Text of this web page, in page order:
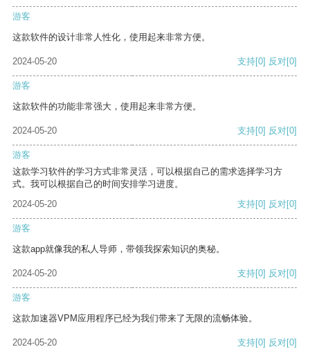
游客
这款软件的设计非常人性化，使用起来非常方便。
2024-05-20 支持[0] 反对[0]
游客
这款软件的功能非常强大，使用起来非常方便。
2024-05-20 支持[0] 反对[0]
游客
这款学习软件的学习方式非常灵活，可以根据自己的需求选择学习方
式。我可以根据自己的时间安排学习进度。
2024-05-20
支持[0] 反对[0]
游客
这款app就像我的私人导师，带领我探索知识的奥秘。
2024-05-20 支持[0] 反对[0]
游客
这款加速器VPM应用程序已经为我们带来了无限的流畅体验。
2024-05-20 支持[0] 反对[0]